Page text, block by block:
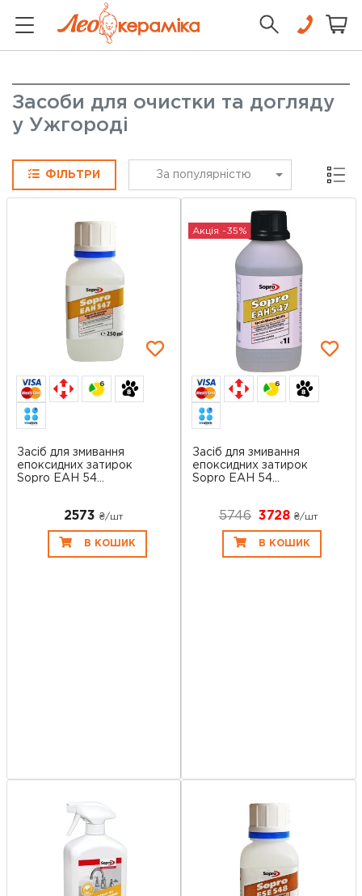
Засоби для очистки та догляду
у Ужгороді
ФІЛЬТРИ За популярністю Сітка
6
Засіб для змивання
епоксидних затирок
Sopro EAH 54...
2573 ₴/шт
В КОШИК
Акція -35%
6
Засіб для змивання
епоксидних затирок
Sopro EAH 54...
5746 3728 ₴/шт
В КОШИК